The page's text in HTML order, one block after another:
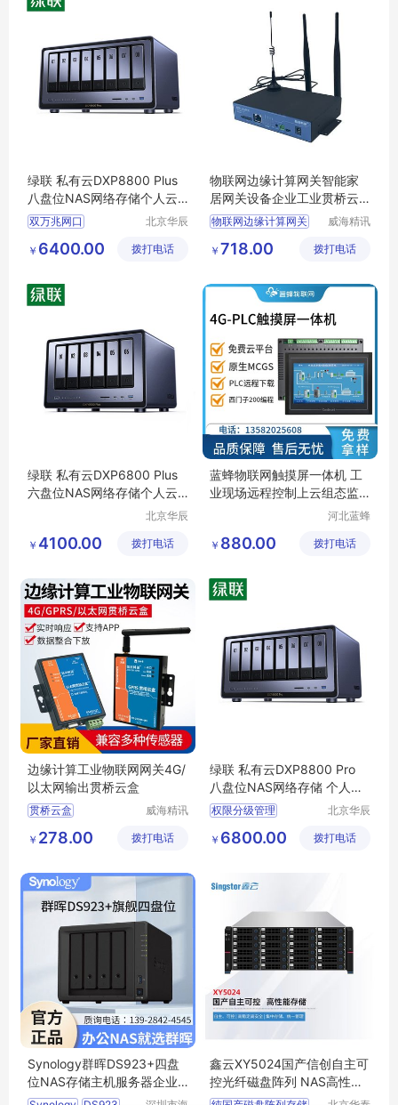
绿联 私有云DXP8800 Plus
八盘位NAS网络存储个人云
硬盘服务器 AI相册
双万兆网口
北京华辰
限公司
￥ 6400.00 拨打电话
物联网边缘计算网关智能家
居网关设备企业工业贯桥云
盒lora
物联网边缘计算网关
威海精讯
科技有限
￥ 718.00 拨打电话
绿联 私有云DXP6800 Plus
六盘位NAS网络存储个人云
北京华辰
限公司
￥ 4100.00 拨打电话
蓝蜂物联网触摸屏一体机 工
业现场远程控制上云组态监
河北蓝蜂
有限公司
￥ 880.00 拨打电话
边缘计算工业物联网网关4G/
以太网输出贯桥云盒
贯桥云盒
网关设备
威海精讯
科技有限
￥ 278.00 拨打电话
绿联 私有云DXP8800 Pro
八盘位NAS网络存储 个人云
硬盘服务器 AI相册
权限分级管理
北京华辰
限公司
￥ 6800.00 拨打电话
Synology群晖DS923+四盘
位NAS存储主机服务器企业
级私有云
鑫云XY5024国产信创自主可
控光纤磁盘阵列 NAS高性能
存储144TB